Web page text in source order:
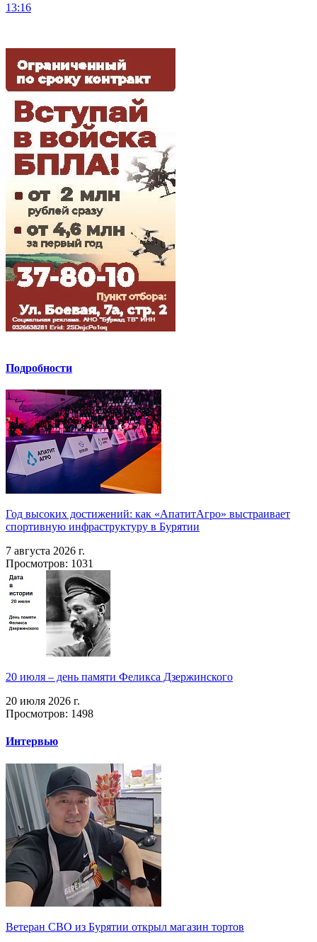
13:16
Подробности
Год высоких достижений: как «АпатитАгро» выстраивает
спортивную инфраструктуру в Бурятии
7 августа 2026 г.
Просмотров: 1031
20 июля – день памяти Феликса Дзержинского
20 июля 2026 г.
Просмотров: 1498
Интервью
Ветеран СВО из Бурятии открыл магазин тортов